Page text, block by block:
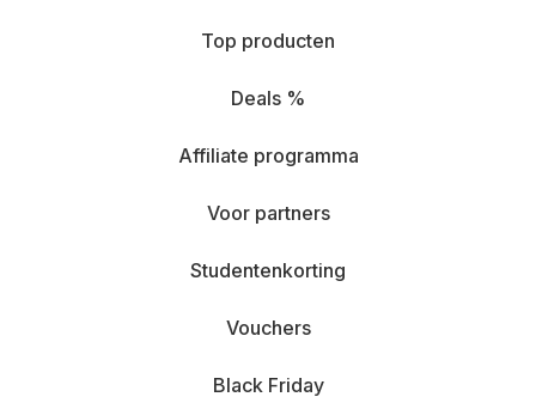
Top producten
Deals %
Affiliate programma
Voor partners
Studentenkorting
Vouchers
Black Friday